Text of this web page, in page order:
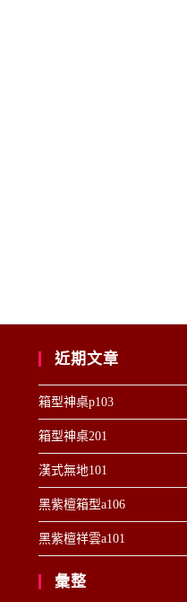
近期文章
箱型神桌p103
箱型神桌201
漢式無地101
黑紫檀箱型a106
黑紫檀祥雲a101
彙整